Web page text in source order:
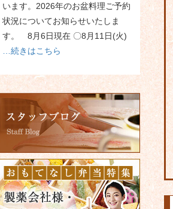
います。2026年のお盆料理ご予約
状況についてお知らせいたしま
す。 8月6日現在 〇8月11日(火)
…続きはこちら